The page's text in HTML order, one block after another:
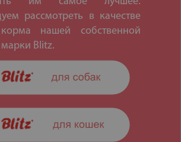
рассмотреть в качестве
нашей собственной
Blitz.